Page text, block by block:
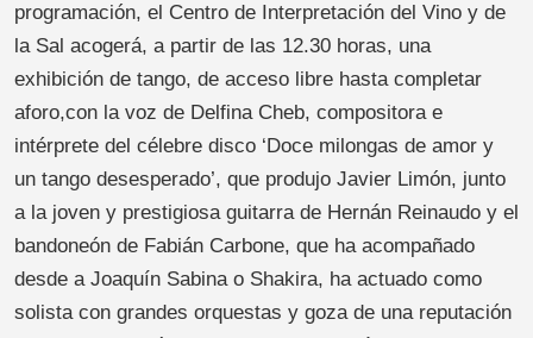
programación, el Centro de Interpretación del Vino y de
la Sal acogerá, a partir de las 12.30 horas, una
exhibición de tango, de acceso libre hasta completar
aforo,con la voz de Delfina Cheb, compositora e
intérprete del célebre disco ‘Doce milongas de amor y
un tango desesperado’, que produjo Javier Limón, junto
a la joven y prestigiosa guitarra de Hernán Reinaudo y el
bandoneón de Fabián Carbone, que ha acompañado
desde a Joaquín Sabina o Shakira, ha actuado como
solista con grandes orquestas y goza de una reputación